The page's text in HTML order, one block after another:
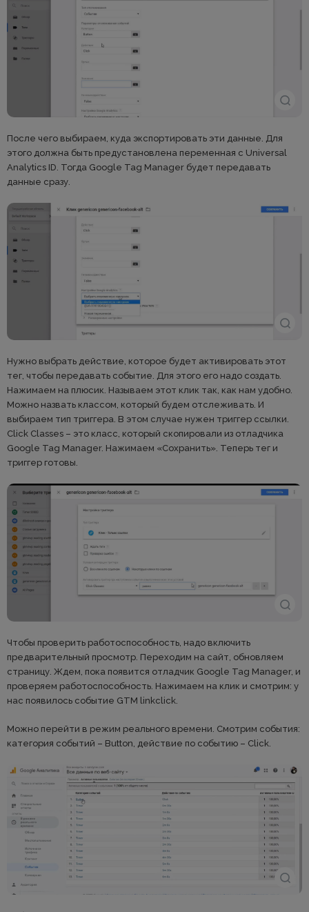
После чего выбираем, куда экспортировать эти данные. Для
этого должна быть предустановлена переменная с Universal
Analytics ID. Тогда Google Tag Manager будет передавать
данные сразу.
Нужно выбрать действие, которое будет активировать этот
тег, чтобы передавать событие. Для этого его надо создать.
Нажимаем на плюсик. Называем этот клик так, как нам удобно.
Можно назвать классом, который будем отслеживать. И
выбираем тип триггера. В этом случае нужен триггер ссылки.
Click Classes – это класс, который скопировали из отладчика
Google Tag Manager. Нажимаем «Сохранить». Теперь тег и
триггер готовы.
Чтобы проверить работоспособность, надо включить
предварительный просмотр. Переходим на сайт, обновляем
страницу. Ждем, пока появится отладчик Google Tag Manager, и
проверяем работоспособность. Нажимаем на клик и смотрим: у
нас появилось событие GTM linkclick.
Можно перейти в режим реального времени. Смотрим события:
категория событий – Button, действие по событию – Click.